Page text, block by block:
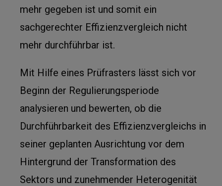
mehr gegeben ist und somit ein
sachgerechter Effizienzvergleich nicht
mehr durchführbar ist.
Mit Hilfe eines Prüfrasters lässt sich vor
Beginn der Regulierungsperiode
analysieren und bewerten, ob die
Durchführbarkeit des Effizienzvergleichs in
seiner geplanten Ausrichtung vor dem
Hintergrund der Transformation des
Sektors und zunehmender Heterogenität